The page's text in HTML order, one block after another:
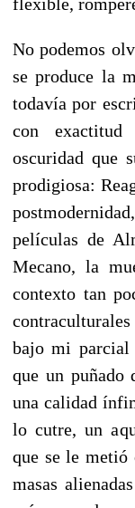
No podemos
se produce la
todavía por
con exactitud
oscuridad que
prodigiosa:
películas de
Mecano, la
contexto tan
bajo mi parcial
que un puñado
una calidad
lo cutre, un
que se le metió
masas